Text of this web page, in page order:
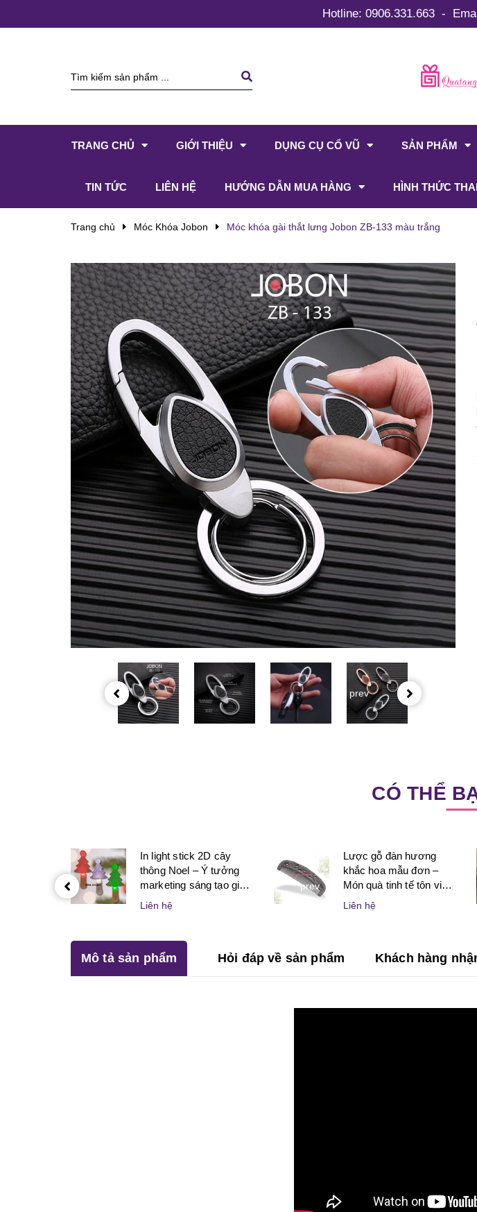
Hotline: 0906.331.663 -
TRANG CHỦ GIỚI THIỆU DỤNG CỤ CỔ VŨ SẢN PHẨM
TIN TỨC LIÊN HỆ HƯỚNG DẪN MUA HÀNG HÌNH THỨC
Trang chủ Móc Khóa Jobon Móc khóa gài thắt lưng Jobon ZB-133 màu trắng
prev
CÓ THỂ
In light stick 2D cây
thông Noel – Ý tưởng
marketing sáng tạo giúp
doanh nghiệp bùng nổ
mùa lễ hội
Liên hệ
Lược gỗ đàn hương
khắc hoa mẫu đơn –
Món quà tinh tế tôn vinh
vẻ đẹp và sự may mắn
dành cho phụ nữ
Liên hệ
prev
Mô tả sản phẩm Hỏi đáp về sản phẩm Khách hàng